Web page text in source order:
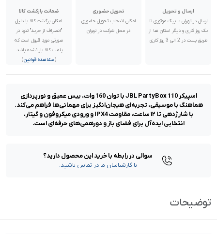
ارسال و تحویل
ارسال در تهران با پیک موتوری تا
یک روز کاری و دیگر استان ها از
طریق پست در 2 الی 3 روز کاری
تحویل حضوری
امکان انتخاب تحویل حضوری
در محل شرکت در تهران
ضمانت بازگشت کالا
امکان برگشت کالا با دلیل
"انصراف از خرید" تنها در
صورتی مورد قبول است که
پلمب کالا باز نشده باشد.
(مشاهده قوانین)
اسپیکر JBL PartyBox 110 با توان 160 وات، بیس عمیق و نورپردازی
هماهنگ با موسیقی، تجربه‌ای هیجان‌انگیز برای مهمانی‌ها فراهم می‌کند.
با شارژدهی تا ۱۲ ساعت، مقاومت IPX4 و ورودی میکروفون و گیتار،
انتخابی ایده‌آل برای فضای باز و دورهمی‌های حرفه‌ای است.
سوالی در رابطه با خرید این محصول دارید؟
با کارشناسان ما در تماس باشید.
توضیحات